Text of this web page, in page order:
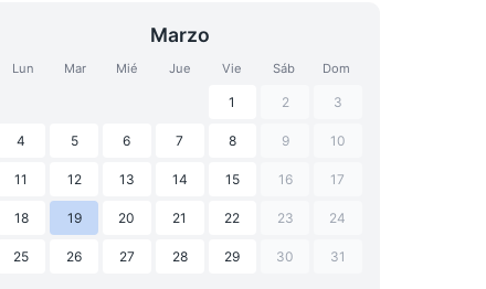
Marzo
Lun Mar Mié Jue Vie Sáb Dom
1 2 3
4 5 6 7 8 9 10
11 12 13 14 15 16 17
18 19 20 21 22 23 24
25 26 27 28 29 30 31